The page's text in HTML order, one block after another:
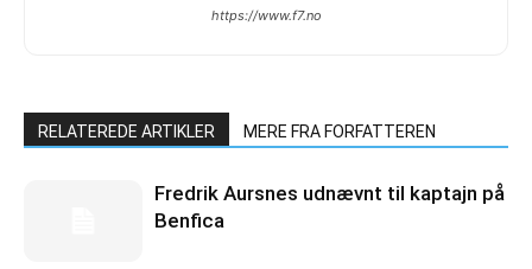
https://www.f7.no
RELATEREDE ARTIKLER MERE FRA FORFATTEREN
Fredrik Aursnes udnævnt til kaptajn på
Benfica